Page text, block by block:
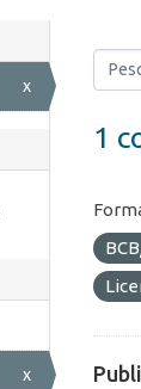
x
x
1